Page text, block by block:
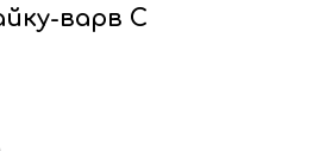
варв С